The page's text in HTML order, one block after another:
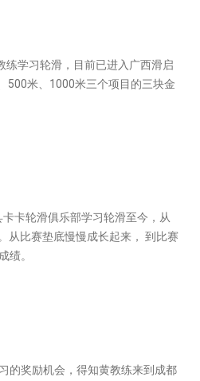
学习轮滑，目前已进入广西滑启
500米、1000米三个项目的三块金
卡轮滑俱乐部学习轮滑至今，从
从比赛垫底慢慢成长起来， 到比赛
绩。
的奖励机会，得知黄教练来到成都